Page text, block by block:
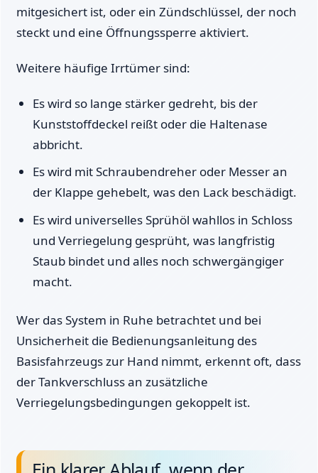
mitgesichert ist, oder ein Zündschlüssel, der noch
steckt und eine Öffnungssperre aktiviert.
Weitere häufige Irrtümer sind:
Es wird so lange stärker gedreht, bis der
Kunststoffdeckel reißt oder die Haltenase
abbricht.
Es wird mit Schraubendreher oder Messer an
der Klappe gehebelt, was den Lack beschädigt.
Es wird universelles Sprühöl wahllos in Schloss
und Verriegelung gesprüht, was langfristig
Staub bindet und alles noch schwergängiger
macht.
Wer das System in Ruhe betrachtet und bei
Unsicherheit die Bedienungsanleitung des
Basisfahrzeugs zur Hand nimmt, erkennt oft, dass
der Tankverschluss an zusätzliche
Verriegelungsbedingungen gekoppelt ist.